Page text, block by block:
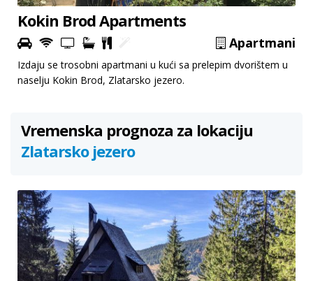
Kokin Brod Apartments
Apartmani
Izdaju se trosobni apartmani u kući sa prelepim dvorištem u
naselju Kokin Brod, Zlatarsko jezero.
Vremenska prognoza za lokaciju
Zlatarsko jezero